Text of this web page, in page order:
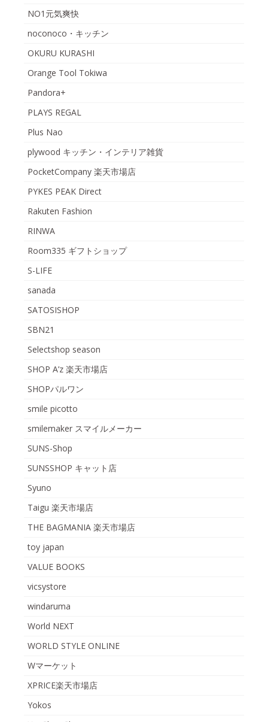
NO1元気爽快
noconoco・キッチン
OKURU KURASHI
Orange Tool Tokiwa
Pandora+
PLAYS REGAL
Plus Nao
plywood キッチン・インテリア雑貨
PocketCompany 楽天市場店
PYKES PEAK Direct
Rakuten Fashion
RINWA
Room335 ギフトショップ
S-LIFE
sanada
SATOSISHOP
SBN21
Selectshop season
SHOP A’z 楽天市場店
SHOPパルワン
smile picotto
smilemaker スマイルメーカー
SUNS-Shop
SUNSSHOP キャット店
Syuno
Taigu 楽天市場店
THE BAGMANIA 楽天市場店
toy japan
VALUE BOOKS
vicsystore
windaruma
World NEXT
WORLD STYLE ONLINE
Wマーケット
XPRICE楽天市場店
Yokos